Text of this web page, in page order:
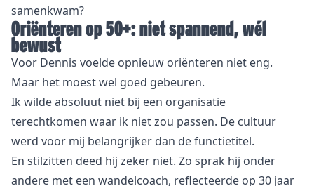
samenkwam?
Oriënteren op 50+: niet spannend, wél
bewust
Voor Dennis voelde opnieuw oriënteren niet eng.
Maar het moest wel goed gebeuren.
Ik wilde absoluut niet bij een organisatie
terechtkomen waar ik niet zou passen. De cultuur
werd voor mij belangrijker dan de functietitel.
En stilzitten deed hij zeker niet. Zo sprak hij onder
andere met een wandelcoach, reflecteerde op 30 jaar